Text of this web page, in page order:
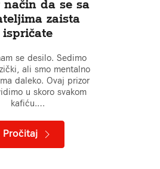
način da se sa
zaista
ispričate
se desilo. Sedimo
ali smo mentalno
daleko. Ovaj prizor
u skoro svakom
kafiću.…
Pročitaj